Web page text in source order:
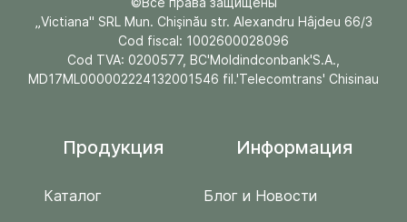
„Victiana" SRL Mun. Chişinău str. Alexandru Hâjdeu 66/3
Cod fiscal: 1002600028096
Cod TVA: 0200577, BC'Moldindconbank'S.A.,
MD17ML000002224132001546 fil.'Telecomtrans' Chisinau
Продукция
Каталог
Информация
Блог и Новости